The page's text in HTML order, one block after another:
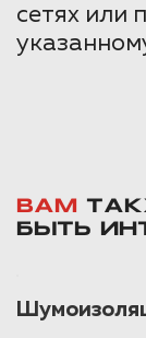
сетях или
ВАМ
БЫТЬ